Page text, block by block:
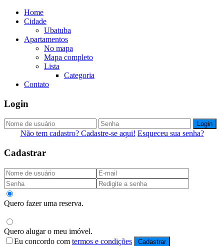
Home
Cidade
Ubatuba
Apartamentos
No mapa
Mapa completo
Lista
Categoria
Contato
Login
Login
Não tem cadastro? Cadastre-se aqui! Esqueceu sua senha?
Cadastrar
Quero fazer uma reserva.
Quero alugar o meu imóvel.
Eu concordo com termos e condições Cadastrar